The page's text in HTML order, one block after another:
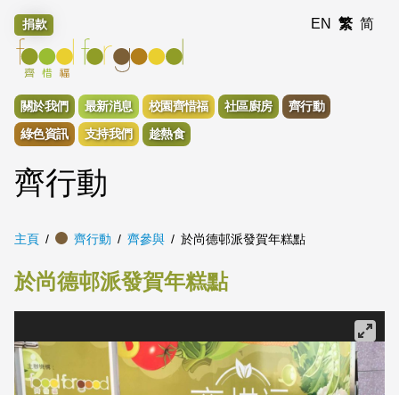
捐款 EN 繁 简
關於我們 最新消息 校園齊惜福 社區廚房
齊行動
綠色資訊
支持我們 趁熱食
齊行動
主頁 齊行動 齊參與 於尚德邨派發賀年糕點
於尚德邨派發賀年糕點